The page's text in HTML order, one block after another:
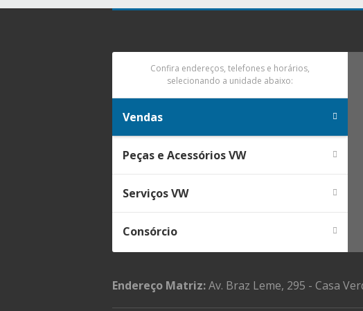
Confira endereços, telefones e horários,
selecionando a unidade abaixo:
Vendas
Peças e Acessórios VW
Serviços VW
Consórcio
Endereço Matriz:Av. Braz Leme, 295 - Casa